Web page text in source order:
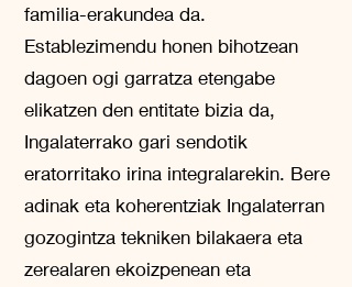
familia-erakundea da.
Establezimendu honen bihotzean
dagoen ogi garratza etengabe
elikatzen den entitate bizia da,
Ingalaterrako gari sendotik
eratorritako irina integralarekin. Bere
adinak eta koherentziak Ingalaterran
gozogintza tekniken bilakaera eta
zerealaren ekoizpenean eta